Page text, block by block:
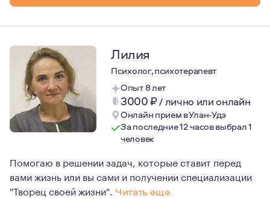
Лилия
Психолог, психотерапевт
Опыт 8 лет
3000₽/лично или онлайн
Онлайн прием в Улан-Удэ
За последние 12 часов выбрал 1
человек
Помогаю в решении задач, которые ставит перед
вами жизнь или вы сами и получении специализации
"Творец своей жизни". Читать еще